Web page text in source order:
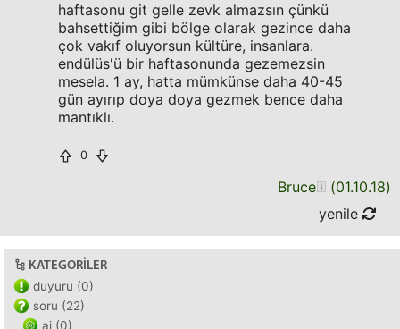
haftasonu git gelle zevk almazsın çünkü
bahsettiğim gibi bölge olarak gezince daha
çok vakıf oluyorsun kültüre, insanlara.
endülüs'ü bir haftasonunda gezemezsin
mesela. 1 ay, hatta mümkünse daha 40-45
gün ayırıp doya doya gezmek bence daha
mantıklı.
0
Bruce (01.10.18)
yenile
KATEGORILER
duyuru (0)
soru (22)
ai (0)